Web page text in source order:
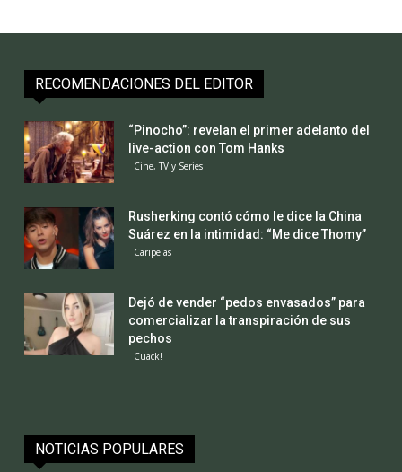
RECOMENDACIONES DEL EDITOR
“Pinocho”: revelan el primer adelanto del
live-action con Tom Hanks
Cine, TV y Series
Rusherking contó cómo le dice la China
Suárez en la intimidad: “Me dice Thomy”
Caripelas
Dejó de vender “pedos envasados” para
comercializar la transpiración de sus
pechos
Cuack!
NOTICIAS POPULARES